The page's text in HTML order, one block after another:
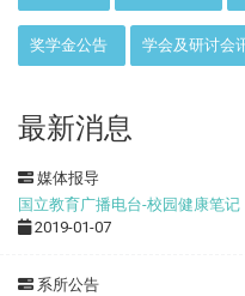
奖学金公告 学会及研讨会
最新消息
媒体报导
国立教育广播电台-校园健康笔
2019-01-07
系所公告